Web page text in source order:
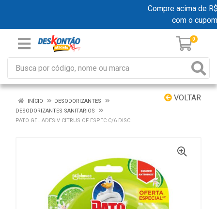
Compre acima de
com o cupom
0
VOLTAR
INÍCIO
DESODORIZANTES
DESODORIZANTES SANITARIOS
PATO GEL ADESIV CITRUS OF ESPEC C/6 DISC